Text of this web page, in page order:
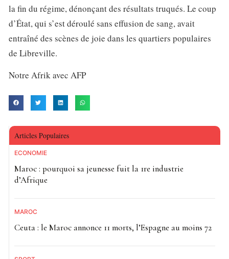
la fin du régime, dénonçant des résultats truqués. Le coup
d’État, qui s’est déroulé sans effusion de sang, avait
entraîné des scènes de joie dans les quartiers populaires
de Libreville.
Notre Afrik avec AFP
Articles Populaires
ECONOMIE
Maroc : pourquoi sa jeunesse fuit la 1re industrie
d’Afrique
MAROC
Ceuta : le Maroc annonce 11 morts, l’Espagne au moins 72